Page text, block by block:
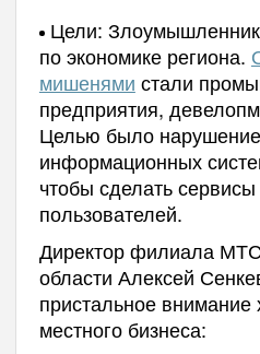
Цели:
по экономике региона.
мишенями стали
предприятия,
Целью было
информационных
чтобы сделать
пользователей.
Директор филиала
области Алексей
пристальное внимание
местного бизнеса: